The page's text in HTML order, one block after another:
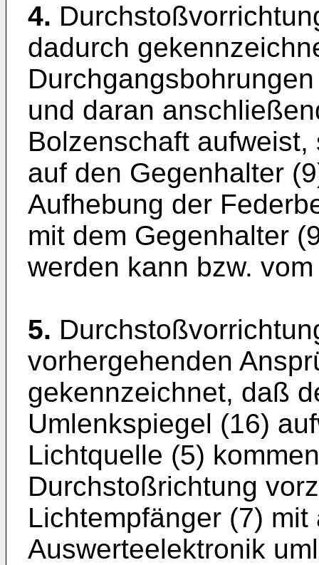
4.
dadurch
und daran
Bolzenschaft
auf den Gegenhalter
Aufhebung der
mit dem Gegenhalter
werden kann bzw.
5.
vorhergehenden
gekennzeichnet, daß
Umlenkspiegel (16)
Lichtquelle (5)
Durchstoßrichtung
Lichtempfänger (7)
Auswerteelektronik